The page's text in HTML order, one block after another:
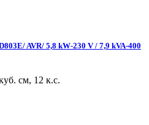
AVR/ 5,8 kW-230 V / 7,9 kVA-400
см, 12 к.с.